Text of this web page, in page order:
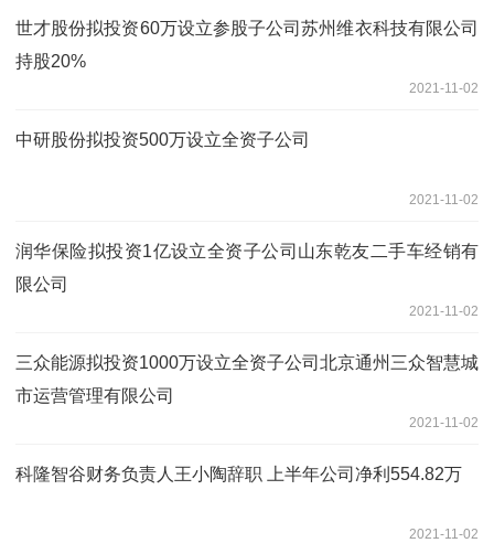
世才股份拟投资60万设立参股子公司苏州维衣科技有限公司
持股20%
2021-11-02
中研股份拟投资500万设立全资子公司
2021-11-02
润华保险拟投资1亿设立全资子公司山东乾友二手车经销有
限公司
2021-11-02
三众能源拟投资1000万设立全资子公司北京通州三众智慧城
市运营管理有限公司
2021-11-02
科隆智谷财务负责人王小陶辞职 上半年公司净利554.82万
2021-11-02